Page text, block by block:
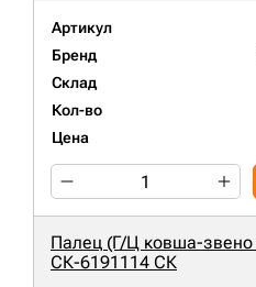
Артикул
Бренд
Склад
Кол-во
Цена
Палец (Г/Ц ковша-звено
СК-6191114 СК